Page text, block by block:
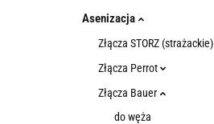
Asenizacja
Złącza STORZ (strażackie)
Złącza Perrot
Złącza Bauer
do węża